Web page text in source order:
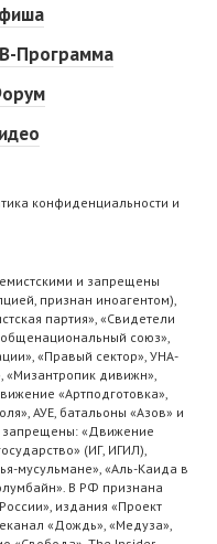
Программа
конфиденциальности и
и запрещены
признан иноагентом),
партия», «Свидетели
союз»,
«Правый сектор», УНА-
дивижн»,
«Артподготовка»,
АУЕ, батальоны «Азов» и
запрещены: «Движение
(ИГ, ИГИЛ),
мусульмане», «Аль-Каида в
В РФ признана
издания «Проект
«Дождь», «Медуза»,